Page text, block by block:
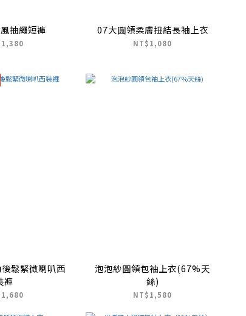
抽繩短褲 07大圓領柔膚扭結長袖上衣
NT$1,080
鬆緊微喇叭西
褲
泡泡紗圓領包袖上衣(67%天
絲)
NT$1,580